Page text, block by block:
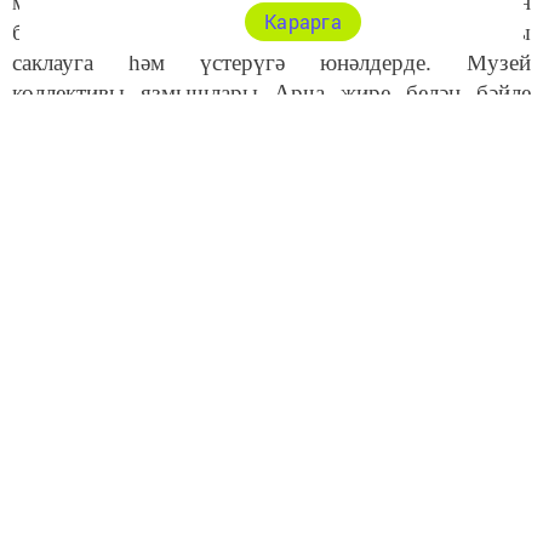
белемен, тәҗрибәсен тарихи-мәдәни мирасны
саклауга һәм үстерүгә юнәлдерде. Музей
коллективы язмышлары Арча җире белән бәйле
Карарга